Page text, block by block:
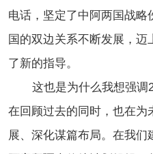
电话，坚定了中阿两国战
国的双边关系不断发展，
了新的指导。
这也是为什么我想强调
在回顾过去的同时，也在为
展、深化谋篇布局。在我们